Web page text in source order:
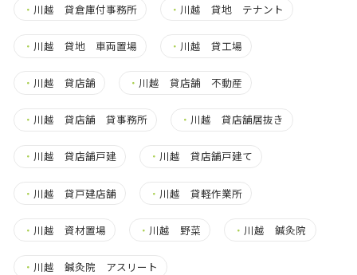
・ 川越 貸倉庫付事務所 ・ 川越 貸地 テナント
・ 川越 貸地 車両置場 ・ 川越 貸工場
・ 川越 貸店舗 ・ 川越 貸店舗 不動産
・ 川越 貸店舗 貸事務所 ・ 川越 貸店舗居抜き
・ 川越 貸店舗戸建 ・ 川越 貸店舗戸建て
・ 川越 貸戸建店舗 ・ 川越 貸軽作業所
・ 川越 資材置場 ・ 川越 野菜 ・ 川越 鍼灸院
・ 川越 鍼灸院 アスリート